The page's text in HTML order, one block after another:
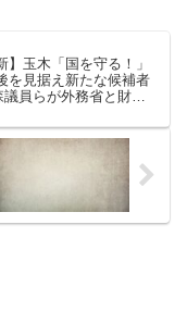
】玉木「国を守る！」
を見据え新たな候補者
員らが外務省と財務
に論評】